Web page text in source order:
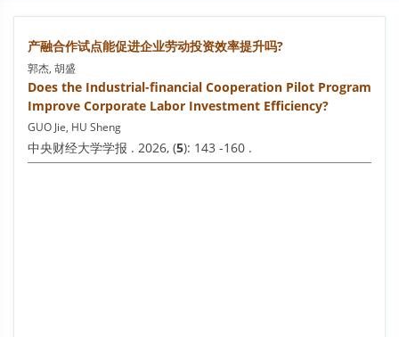
产融合作试点能促进企业劳动投资效率提升吗?
郭杰, 胡盛
Does the Industrial-financial Cooperation Pilot Program
Improve Corporate Labor Investment Efficiency?
GUO Jie, HU Sheng
中央财经大学学报 . 2026, (5): 143 -160 .